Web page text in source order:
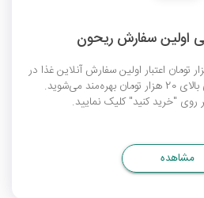
کردن کد تخفیف از 5 هزار تومان اعتبار اولین سفارش آنلاین غذا در
وبسایت ریحون برای خریدهای بالای 20 هزار تومان بهره‌مند می‌شوید.
"خرید کنید" کلیک نمایید.
مشاهده